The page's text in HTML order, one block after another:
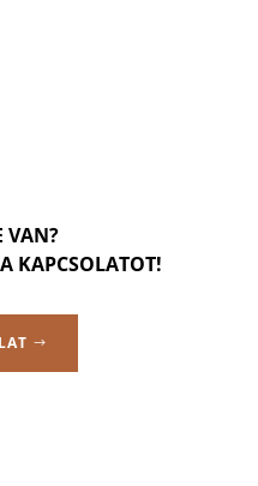
VAN?
KAPCSOLATOT!